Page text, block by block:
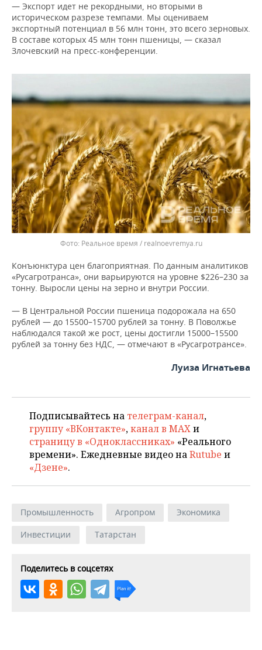
— Экспорт идет не рекордными, но вторыми в
историческом разрезе темпами. Мы оцениваем
экспортный потенциал в 56 млн тонн, это всего зерновых.
В составе которых 45 млн тонн пшеницы, — сказал
Злочевский на пресс-конференции.
Реальное время / realnoevremya.ru
Конъюнктура цен благоприятная. По данным аналитиков
«Русагротранса», они варьируются на уровне $226–230 за
тонну. Выросли цены на зерно и внутри России.
— В Центральной России пшеница подорожала на 650
рублей — до 15500–15700 рублей за тонну. В Поволжье
наблюдался такой же рост, цены достигли 15000–15500
рублей за тонну без НДС, — отмечают в «Русагротрансе».
Луиза Игнатьева
Подписывайтесь на телеграм-канал,
группу «ВКонтакте»,канал в MAXи
страницу в «Одноклассниках» «Реального
времени». Ежедневные видео наRutube и
«Дзене».
Промышленность Агропром
Экономика
Инвестиции
Татарстан
Поделитесь в соцсетях